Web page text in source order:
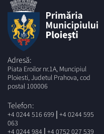
Adresă:
Piata Eroilor nr.1A, Muncipiul
Ploiesti, Judetul Prahova, cod
postal 100006
Telefon:
+4 0244 516 699 | +4 0244 595
063
+4 0244 984 | +4 0752 027 539